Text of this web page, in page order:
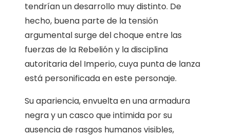
tendrían un desarrollo muy distinto. De
hecho, buena parte de la tensión
argumental surge del choque entre las
fuerzas de la Rebelión y la disciplina
autoritaria del Imperio, cuya punta de lanza
está personificada en este personaje.
Su apariencia, envuelta en una armadura
negra y un casco que intimida por su
ausencia de rasgos humanos visibles,